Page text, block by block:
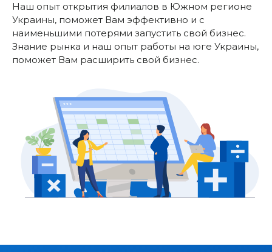
Наш опыт открытия филиалов в Южном регионе
Украины, поможет Вам эффективно и с
наименьшими потерями запустить свой бизнес.
Знание рынка и наш опыт работы на юге Украины,
поможет Вам расширить свой бизнес.